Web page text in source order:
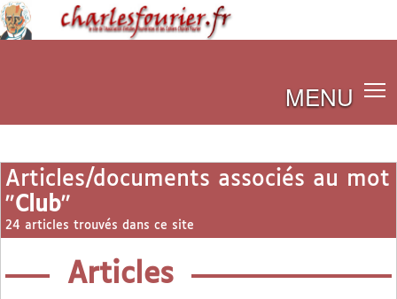
MENU
Articles/documents associés au mot
"Club"
24 articles trouvés dans ce site
Articles